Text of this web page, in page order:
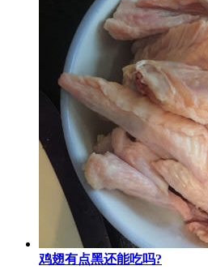
鸡翅有点黑还能吃吗?